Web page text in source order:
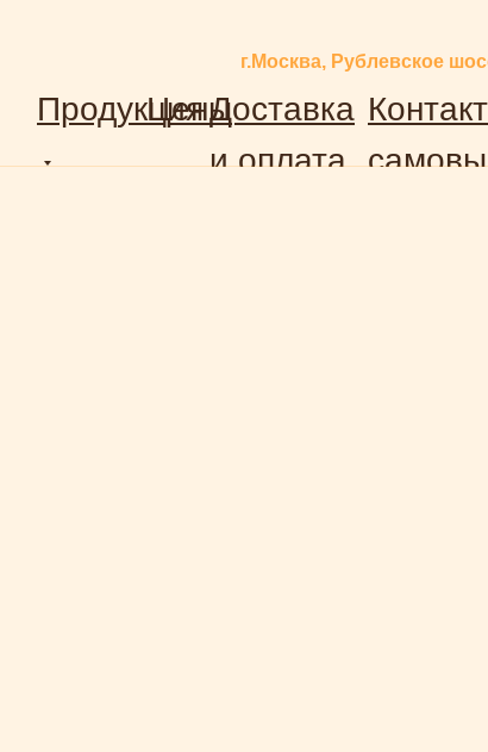
Продукция
ЦеныДоставка
и оплата
г.Москва, Рублевское